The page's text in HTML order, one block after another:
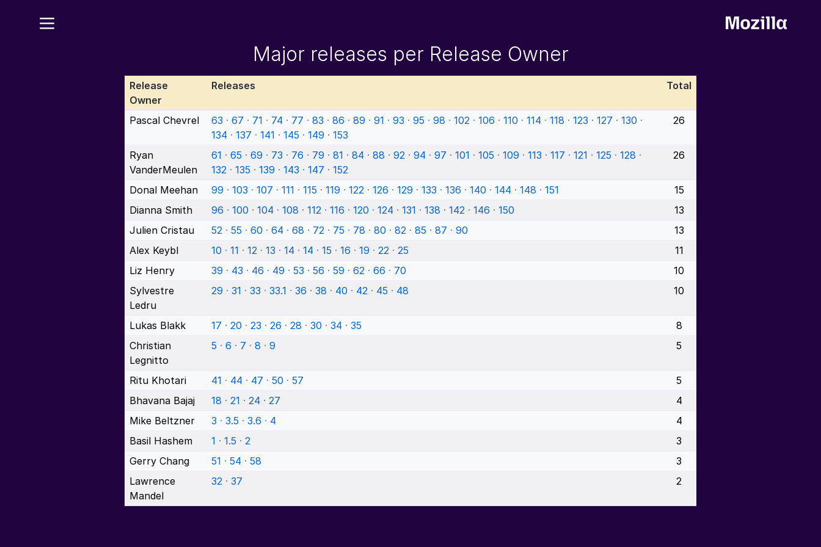
Major releases per Release Owner
Release
Owner
Releases Total
Pascal Chevrel 63 · 67 · 71 · 74 · 77 · 83 · 86 · 89 · 91 · 93 · 95 · 98 · 102 · 106 · 110 · 114 · 118 · 123 · 127 · 130 ·
134 · 137 · 141 · 145 · 149 · 153
26
Ryan
VanderMeulen
61 · 65 · 69 · 73 · 76 · 79 · 81 · 84 · 88 · 92 · 94 · 97 · 101 · 105 · 109 · 113 · 117 · 121 · 125 · 128 ·
132 · 135 · 139 · 143 · 147 · 152
26
Donal Meehan 99 · 103 · 107 · 111 · 115 · 119 · 122 · 126 · 129 · 133 · 136 · 140 · 144 · 148 · 151
15
Dianna Smith
96 · 100 · 104 · 108 · 112 · 116 · 120 · 124 · 131 · 138 · 142 · 146 · 150
13
Julien Cristau
52 · 55 · 60 · 64 · 68 · 72 · 75 · 78 · 80 · 82 · 85 · 87 · 90
13
Alex Keybl
10 · 11 · 12 · 13 · 14 · 14 · 15 · 16 · 19 · 22 · 25
11
Liz Henry
39 · 43 · 46 · 49 · 53 · 56 · 59 · 62 · 66 · 70
10
Sylvestre
Ledru
29 · 31 · 33 · 33.1 · 36 · 38 · 40 · 42 · 45 · 48 10
Lukas Blakk 17 · 20 · 23 · 26 · 28 · 30 · 34 · 35
8
Christian
Legnitto
5 · 6 · 7 · 8 · 9 5
Ritu Khotari 41 · 44 · 47 · 50 · 57
5
Bhavana Bajaj
18 · 21 · 24 · 27
4
Mike Beltzner
3 · 3.5 · 3.6 · 4
4
Basil Hashem
1 · 1.5 · 2
3
Gerry Chang
51 · 54 · 58
3
Lawrence
Mandel
32 · 37 2